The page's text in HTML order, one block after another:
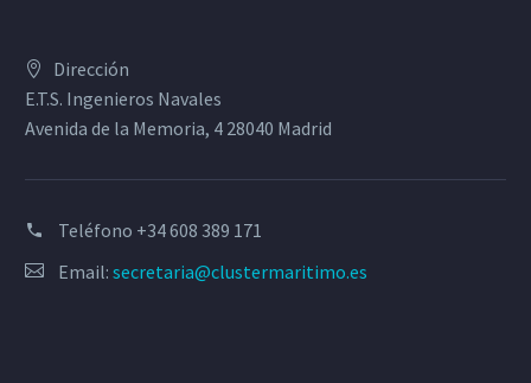
Dirección
E.T.S. Ingenieros Navales
Avenida de la Memoria, 4 28040 Madrid
Teléfono +34 608 389 171
Email: secretaria@clustermaritimo.es